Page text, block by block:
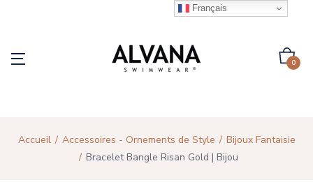
0
Accueil Accessoires - Ornements de Style
Bijoux Fantaisie
Bracelet Bangle Risan Gold | Bijou
Français